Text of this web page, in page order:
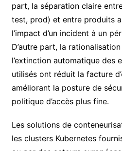
part, la séparation claire
test, prod) et entre produits
l’impact d’un incident à un
D’autre part, la
l’extinction automatique des
utilisés ont réduit la facture
améliorant la posture de
politique d’accès plus fine.
Les solutions de
les clusters Kubernetes